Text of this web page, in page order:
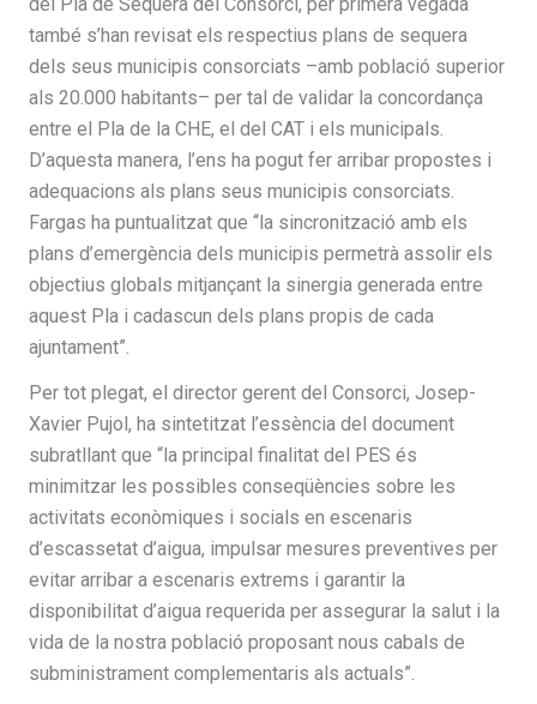
també s’han revisat els respectius plans de sequera
dels seus municipis consorciats –amb població superior
als 20.000 habitants– per tal de validar la concordança
entre el Pla de la CHE, el del CAT i els municipals.
D’aquesta manera, l’ens ha pogut fer arribar propostes i
adequacions als plans seus municipis consorciats.
Fargas ha puntualitzat que “la sincronització amb els
plans d’emergència dels municipis permetrà assolir els
objectius globals mitjançant la sinergia generada entre
aquest Pla i cadascun dels plans propis de cada
ajuntament”.
Per tot plegat, el director gerent del Consorci, Josep-
Xavier Pujol, ha sintetitzat l’essència del document
subratllant que “la principal finalitat del PES és
minimitzar les possibles conseqüències sobre les
activitats econòmiques i socials en escenaris
d’escassetat d’aigua, impulsar mesures preventives per
evitar arribar a escenaris extrems i garantir la
disponibilitat d’aigua requerida per assegurar la salut i la
vida de la nostra població proposant nous cabals de
subministrament complementaris als actuals”.